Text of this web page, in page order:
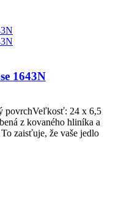
1643N
povrchVeľkosť: 24 x 6,5
z kovaného hliníka a
zaisťuje, že vaše jedlo